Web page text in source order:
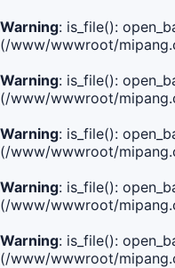
Warning: is_file():
(/www/wwwroot/
Warning: is_file():
(/www/wwwroot/
Warning: is_file():
(/www/wwwroot/
Warning: is_file():
(/www/wwwroot/
Warning: is_file():
(/www/wwwroot/